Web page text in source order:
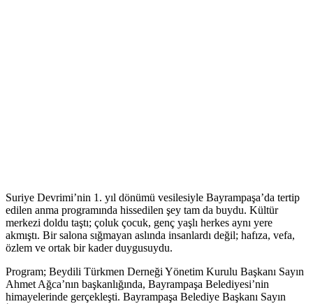
Suriye Devrimi’nin 1. yıl dönümü vesilesiyle Bayrampaşa’da tertip
edilen anma programında hissedilen şey tam da buydu. Kültür
merkezi doldu taştı; çoluk çocuk, genç yaşlı herkes aynı yere
akmıştı. Bir salona sığmayan aslında insanlardı değil; hafıza, vefa,
özlem ve ortak bir kader duygusuydu.
Program; Beydili Türkmen Derneği Yönetim Kurulu Başkanı Sayın
Ahmet Ağca’nın başkanlığında, Bayrampaşa Belediyesi’nin
himayelerinde gerçekleşti. Bayrampaşa Belediye Başkanı Sayın